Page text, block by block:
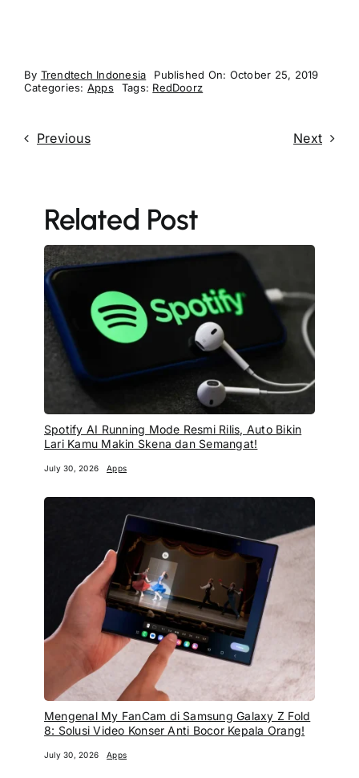
By Trendtech Indonesia
Published On: October 25, 2019
Categories: Apps Tags: RedDoorz
Previous Next
Related Post
Spotify AI Running Mode Resmi Rilis, Auto Bikin
Lari Kamu Makin Skena dan Semangat!
July 30, 2026 Apps
Mengenal My FanCam di Samsung Galaxy Z Fold
8: Solusi Video Konser Anti Bocor Kepala Orang!
July 30, 2026 Apps